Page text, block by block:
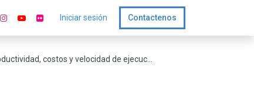
Iniciar sesión Contactenos
costos y velocidad de ejecución